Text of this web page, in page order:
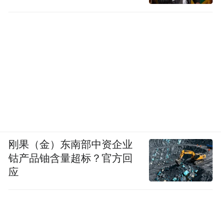
刚果（金）东南部中资企业
钴产品铀含量超标？官方回
应